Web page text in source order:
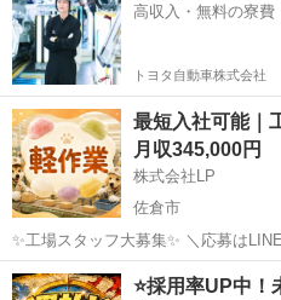
高収入・無料の寮費
トヨタ自動車株式会社
最短入社可能｜
月収345,000円
株式会社LP
佐倉市
✨工場スタッフ大募集✨ ＼応募はLINEから受付中！／ ▼応募はこちら
https://lin.ee/wSdk4Ka ご登録後に簡単な内容を送っていただくだけ！
担当スタッフが順番にご案内いたし
千葉 佐倉市 工場
⭐採用率UP中！